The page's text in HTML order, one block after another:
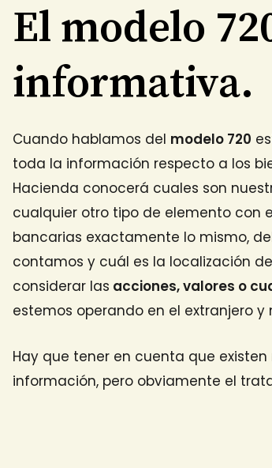
El modelo
informativa.
Cuando hablamos del modelo 720
toda la información respecto a los
Hacienda conocerá cuales son
cualquier otro tipo de elemento con
bancarias exactamente lo mismo,
contamos y cuál es la localización
considerar las acciones, valores o
estemos operando en el extranjero
Hay que tener en cuenta que
información, pero obviamente el